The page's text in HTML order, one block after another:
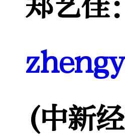
(中新